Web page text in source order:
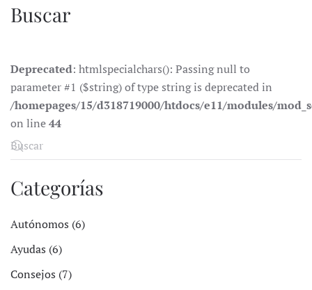
Buscar
Deprecated: htmlspecialchars(): Passing null to
parameter #1 ($string) of type string is deprecated in
/homepages/15/d318719000/htdocs/e11/modules/
on line44
Categorías
Autónomos (6)
Ayudas (6)
Consejos (7)